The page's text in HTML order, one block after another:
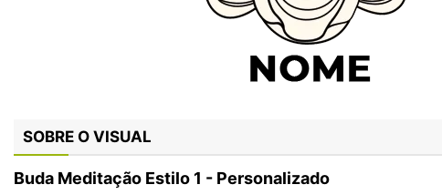
SOBRE O VISUAL
Buda Meditação Estilo 1 - Personalizado